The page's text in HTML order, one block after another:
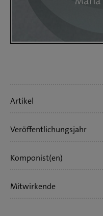
Artikel
Veröffentlichungs­jahr
Komponist(en)
Mitwirkende